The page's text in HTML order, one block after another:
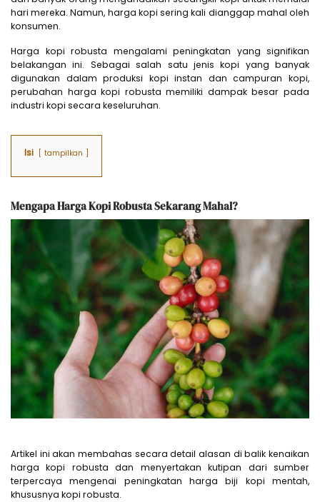
hari mereka. Namun, harga kopi sering kali dianggap mahal oleh
konsumen.
Harga kopi robusta mengalami peningkatan yang signifikan
belakangan ini. Sebagai salah satu jenis kopi yang banyak
digunakan dalam produksi kopi instan dan campuran kopi,
perubahan harga kopi robusta memiliki dampak besar pada
industri kopi secara keseluruhan.
Isi tampilkan
Mengapa Harga Kopi Robusta Sekarang Mahal?
Artikel ini akan membahas secara detail alasan di balik kenaikan
harga kopi robusta dan menyertakan kutipan dari sumber
terpercaya mengenai peningkatan harga biji kopi mentah,
khususnya kopi robusta.